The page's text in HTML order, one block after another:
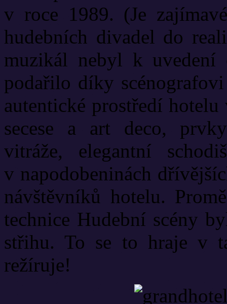
v roce 1989. (Je
hudebních divadel do
muzikál nebyl k
podařilo díky
autentické prostředí
secese a art deco,
vitráže, elegantní
v napodobeninách
návštěvníků hotelu.
technice Hudební scény
střihu. To se to hraje v
režíruje!